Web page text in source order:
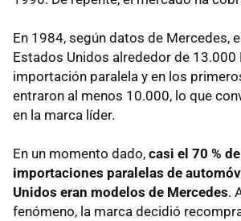
En 1984, según datos de Mercedes,
Estados Unidos alrededor de 13.000
importación paralela y en los
entraron al menos 10.000, lo que
en la marca líder.
En un momento dado, casi el 70 %
importaciones paralelas de
Unidos eran modelos de Mercedes.
fenómeno, la marca decidió